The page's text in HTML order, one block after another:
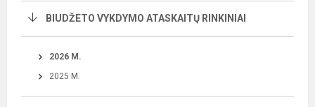
BIUDŽETO VYKDYMO ATASKAITŲ RINKINIAI
2026 M.
2025 M.